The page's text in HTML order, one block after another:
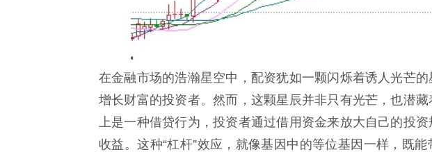
在金融市场的浩瀚星空中，配资犹如一颗闪烁着诱人光芒
增长财富的投资者。然而，这颗星辰并非只有光芒，也潜
上是一种借贷行为，投资者通过借用资金来放大自己的投
收益。这种“杠杆”效应，就像基因中的等位基因一样，既能